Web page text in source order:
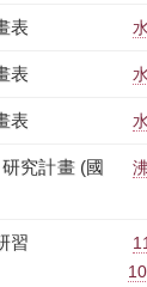
表
表
表
究計畫 (國
習